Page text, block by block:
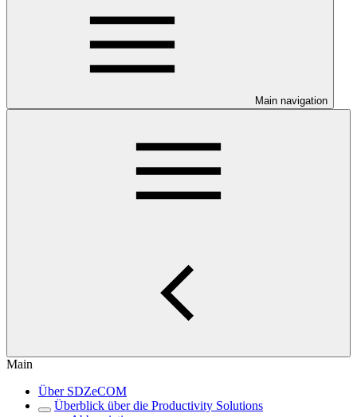
Main navigation
Main
Über SDZeCOM
Überblick über die Productivity Solutions